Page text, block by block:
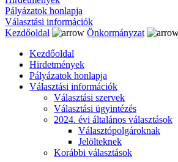
Pályázatok honlapja
Választási információk
Kezdőoldal
Önkormányzat
Kezdőoldal
Hirdetmények
Pályázatok honlapja
Választási információk
Választási szervek
Választási ügyintézés
2024. évi általános választások
Választópolgároknak
Jelölteknek
Korábbi választások